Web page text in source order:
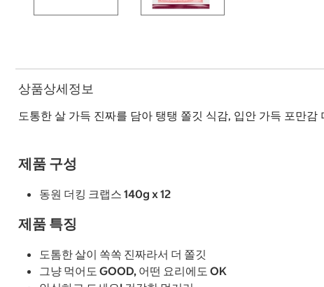
상품상세정보
도통한 살 가득 진짜를 담아 탱탱 쫄깃 식감, 입안 가득 포만감
제품 구성
동원 더킹 크랩스 140g x 12
제품 특징
도톰한 살이 쏙쏙 진짜라서 더 쫄깃
그냥 먹어도 GOOD, 어떤 요리에도 OK